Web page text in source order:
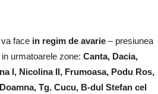
face in regim de avarie – presiunea
in urmatoarele zone: Canta, Dacia,
I, Nicolina II, Frumoasa, Podu Ros,
Tg. Cucu, B-dul Stefan cel